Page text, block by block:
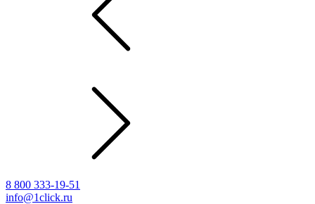
8 800 333-19-51
info@1click.ru